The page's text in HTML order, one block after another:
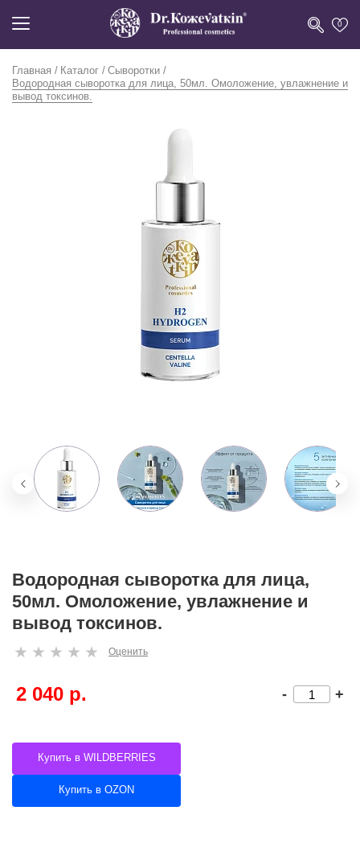
0
Главная Каталог
Сыворотки
Водородная сыворотка для лица, 50мл. Омоложение, увлажнение и
вывод токсинов.
Водородная сыворотка для лица,
50мл. Омоложение, увлажнение и
вывод токсинов.
Оценить
2 040 р. - +
Купить в WILDBERRIES
Купить в OZON